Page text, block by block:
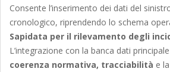
Consente l’inserimento dei dati del
cronologico, riprendendo lo schema
Sapidata per il rilevamento degli
L’integrazione con la banca dati
coerenza normativa, tracciabilità e la